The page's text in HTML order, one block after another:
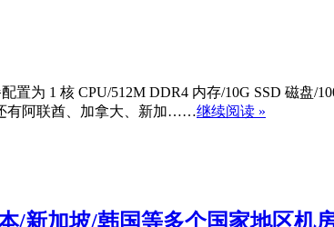
为 1 核 CPU/512M DDR4 内存/10G SSD 磁盘/
有阿联酋、加拿大、新加……继续阅读 »
/新加坡/韩国等多个国家地区机